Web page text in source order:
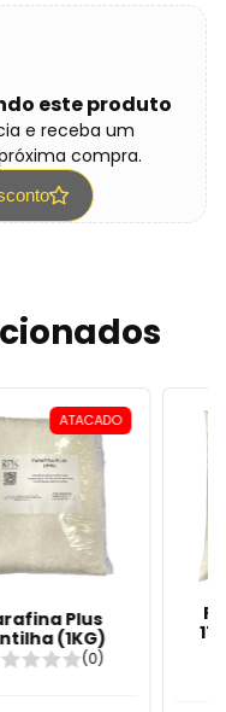
este produto
e receba um
compra.
ATACADO
Plus
(1KG)
(0)